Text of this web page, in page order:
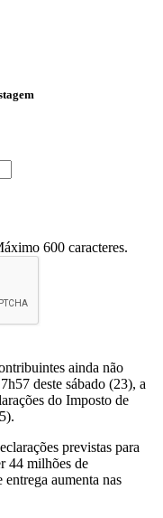
600 caracteres.
ainda não
deste sábado (23), a
do Imposto de
previstas para
44 milhões de
aumenta nas